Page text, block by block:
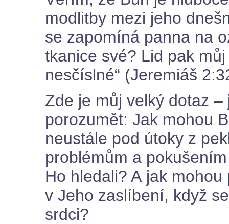
modlitby mezi jeho
se zapomíná panna na
tkanice své? Lid pak
nesčíslné“ (Jeremiáš
Zde je můj velký dotaz
porozumět: Jak mohou
neustále pod útoky z
problémům a
Ho hledali? A jak
v Jeho zaslíbení, když
srdci?